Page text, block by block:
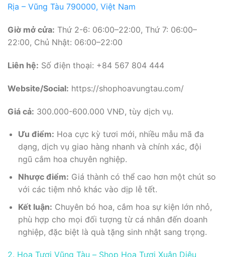
Rịa – Vũng Tàu 790000, Việt Nam
Giờ mở cửa: Thứ 2-6: 06:00–22:00, Thứ 7: 06:00–
22:00, Chủ Nhật: 06:00–22:00
Liên hệ: Số điện thoại: +84 567 804 444
Website/Social: https://shophoavungtau.com/
Giá cả: 300.000-600.000 VNĐ, tùy dịch vụ.
Ưu điểm: Hoa cực kỳ tươi mới, nhiều mẫu mã đa
dạng, dịch vụ giao hàng nhanh và chính xác, đội
ngũ cắm hoa chuyên nghiệp.
Nhược điểm: Giá thành có thể cao hơn một chút so
với các tiệm nhỏ khác vào dịp lễ tết.
Kết luận: Chuyên bó hoa, cắm hoa sự kiện lớn nhỏ,
phù hợp cho mọi đối tượng từ cá nhân đến doanh
nghiệp, đặc biệt là quà tặng sinh nhật sang trọng.
2. Hoa Tươi Vũng Tàu – Shop Hoa Tươi Xuân Diệu